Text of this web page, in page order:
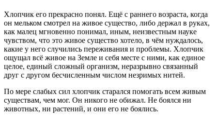
Хлопчик его прекрасно понял. Ещё с раннего возраста, когда
он мельком смотрел на живое существо, либо держал в руках,
как малец мгновенно понимал, иным, неизвестным науке
чувством, что это живое существо хотело, в чём нуждалось,
какие у него случились переживания и проблемы. Хлопчик
ощущал всё живое на Земле и себя месте с ними, как единое
целое, единый сложный организм, неразрывно связанный
друг с другом бесчисленным числом незримых нитей.
По мере слабых сил хлопчик старался помогать всем живым
существам, чем мог. Он никого не обижал. Не боялся ни
животных, ни растений, и они его не боялись.